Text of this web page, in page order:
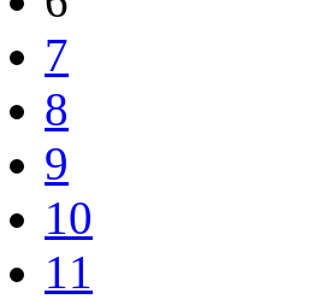
7
8
9
10
11